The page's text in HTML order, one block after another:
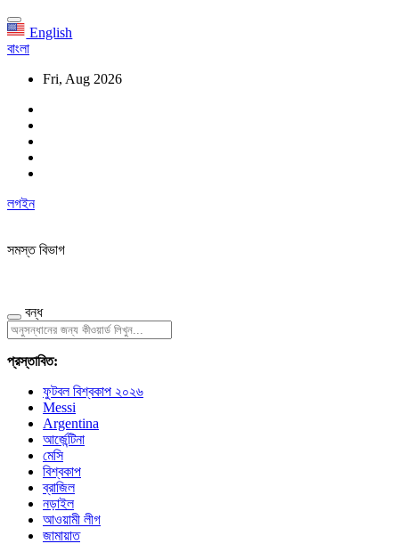
English
বাংলা
Fri, Aug 2026
লগইন
সমস্ত বিভাগ
বন্ধ
প্রস্তাবিত:
ফুটবল বিশ্বকাপ ২০২৬
Messi
Argentina
আর্জেন্টিনা
মেসি
বিশ্বকাপ
ব্রাজিল
নড়াইল
আওয়ামী লীগ
জামায়াত